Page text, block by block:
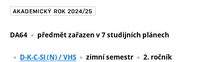
AKADEMICKÝ ROK 2024/25
DA64 předmět zařazen v 7 studijních plánech
D-K-C-SI (N) / VHS zimní semestr
2. ročník